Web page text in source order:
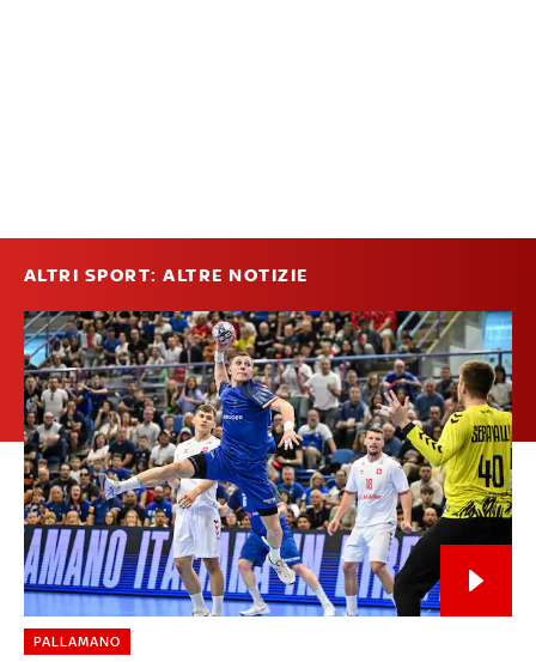
ALTRI SPORT: ALTRE NOTIZIE
PALLAMANO